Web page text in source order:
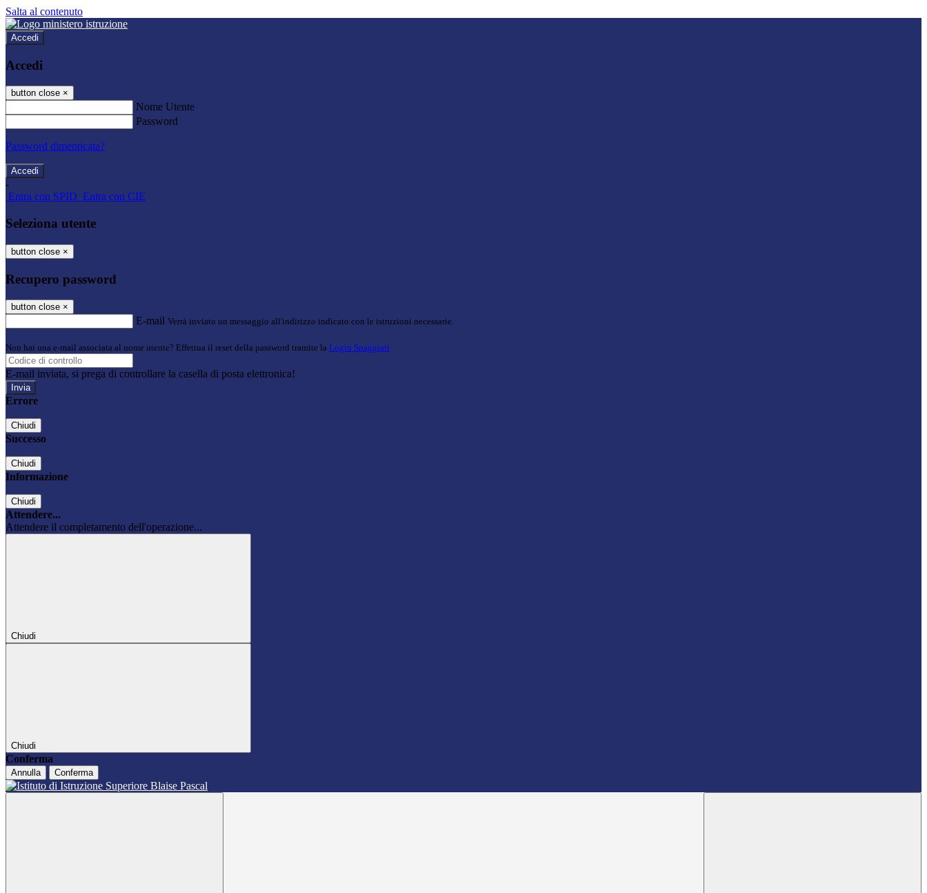
Salta al contenuto
Accedi
Accedi
button close ×
Nome Utente
Password
Password dimenticata?
-
Entra con SPID Entra con CIE
Seleziona utente
button close ×
Recupero password
button close ×
E-mail Verrà inviato un messaggio all'indirizzo indicato con le istruzioni necessarie.
Non hai una e-mail associata al nome utente? Effettua il reset della password tramite la Login Spaggiari
E-mail inviata, si prega di controllare la casella di posta elettronica!
Errore
Chiudi
Successo
Chiudi
Informazione
Chiudi
Attendere...
Attendere il completamento dell'operazione...
Chiudi
Chiudi
Conferma
Annulla Conferma